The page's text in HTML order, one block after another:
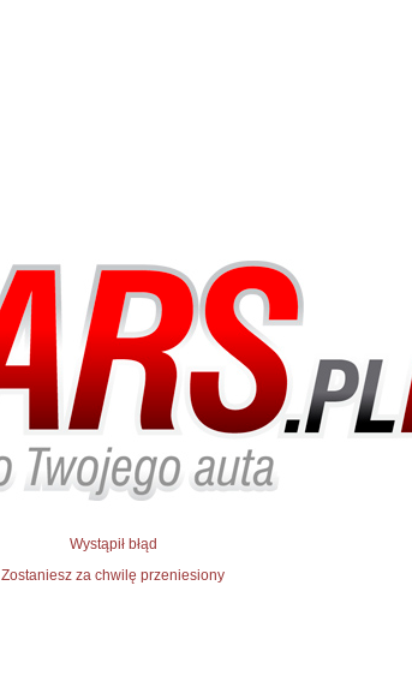
Wystąpił błąd
Zostaniesz za chwilę przeniesiony